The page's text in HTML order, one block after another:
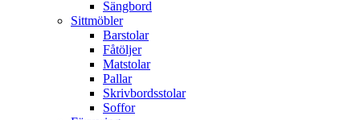
Sängbord
Sittmöbler
Barstolar
Fåtöljer
Matstolar
Pallar
Skrivbordsstolar
Soffor